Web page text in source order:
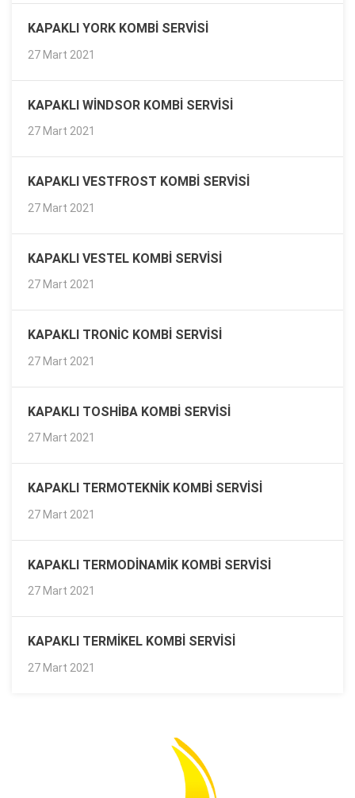
KAPAKLI YORK KOMBI SERVISI
27 Mart 2021
KAPAKLI WINDSOR KOMBI SERVISI
27 Mart 2021
KAPAKLI VESTFROST KOMBI SERVISI
27 Mart 2021
KAPAKLI VESTEL KOMBI SERVISI
27 Mart 2021
KAPAKLI TRONIC KOMBI SERVISI
27 Mart 2021
KAPAKLI TOSHIBA KOMBI SERVISI
27 Mart 2021
KAPAKLI TERMOTEKNIK KOMBI SERVISI
27 Mart 2021
KAPAKLI TERMODINAMIK KOMBI SERVISI
27 Mart 2021
KAPAKLI TERMIKEL KOMBI SERVISI
27 Mart 2021